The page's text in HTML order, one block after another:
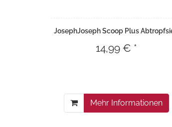
JosephJoseph Scoop Plus
14,99 € *
Mehr Informationen